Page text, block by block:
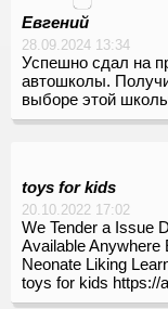
Евгений
28.09.2024 13:34
Успешно сдал на
автошколы.
выборе этой
toys for kids
20.10.2022 17:02
We Tender a Issue
Available Anywhere
Neonate Liking
toys for kids https://